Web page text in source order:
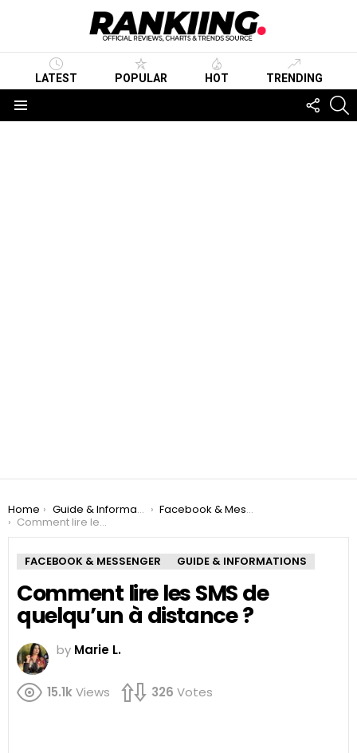
LATEST POPULAR HOT TRENDING
US
You are here:
Home Guide & Informations
Facebook & Messenger
Comment lire les SMS de quelqu’un à distance ?
FACEBOOK & MESSENGER GUIDE & INFORMATIONS
Comment lire les SMS de
quelqu’un à distance ?
by Marie L.
15.1kViews 326 Votes